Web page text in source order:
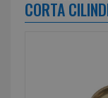
CORTA